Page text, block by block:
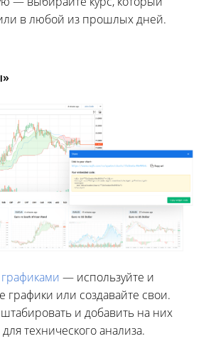
в любой из прошлых дней.
— используйте и
графики или создавайте свои.
и добавить на них
технического анализа.